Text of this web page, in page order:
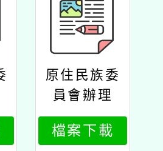
原住民族委
員會辦理
「114年度
原住民族文
檔案下載